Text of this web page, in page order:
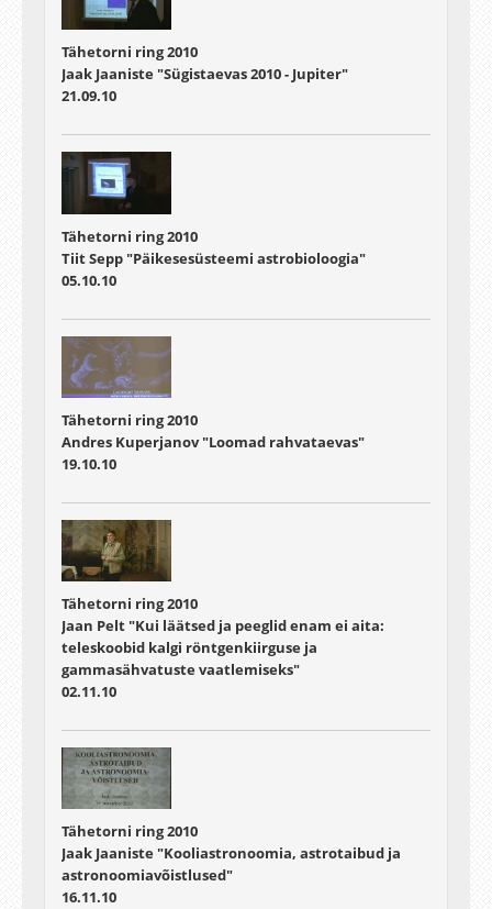
Tähetorni ring 2010
Jaak Jaaniste "Sügistaevas 2010 - Jupiter"
21.09.10
Tähetorni ring 2010
Tiit Sepp "Päikesesüsteemi astrobioloogia"
05.10.10
Tähetorni ring 2010
Andres Kuperjanov "Loomad rahvataevas"
19.10.10
Tähetorni ring 2010
Jaan Pelt "Kui läätsed ja peeglid enam ei aita:
teleskoobid kalgi röntgenkiirguse ja
gammasähvatuste vaatlemiseks"
02.11.10
Tähetorni ring 2010
Jaak Jaaniste "Kooliastronoomia, astrotaibud ja
astronoomiavõistlused"
16.11.10